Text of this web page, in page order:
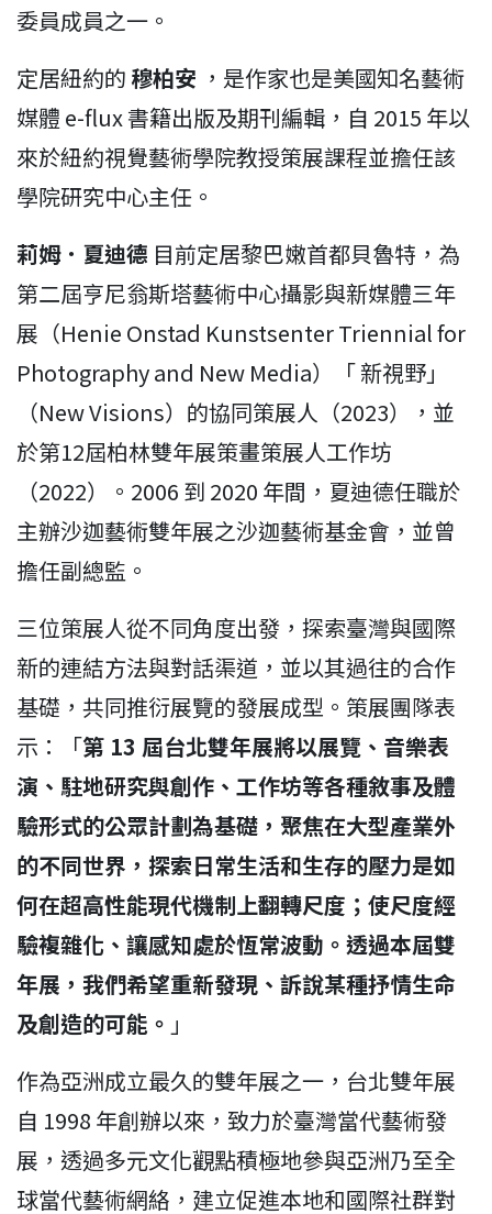
委員成員之一。
定居紐約的 穆柏安 ，是作家也是美國知名藝術
媒體 e-flux 書籍出版及期刊編輯，自 2015 年以
來於紐約視覺藝術學院教授策展課程並擔任該
學院研究中心主任。
莉姆．夏迪德 目前定居黎巴嫩首都貝魯特，為
第二屆亨尼翁斯塔藝術中心攝影與新媒體三年
展（Henie Onstad Kunstsenter Triennial for
Photography and New Media）「 新視野」
（New Visions）的協同策展人（2023），並
於第12屆柏林雙年展策畫策展人工作坊
（2022）。2006 到 2020 年間，夏迪德任職於
主辦沙迦藝術雙年展之沙迦藝術基金會，並曾
擔任副總監。
三位策展人從不同角度出發，探索臺灣與國際
新的連結方法與對話渠道，並以其過往的合作
基礎，共同推衍展覽的發展成型。策展團隊表
示：「第 13 屆台北雙年展將以展覽、音樂表
演、駐地研究與創作、工作坊等各種敘事及體
驗形式的公眾計劃為基礎，聚焦在大型產業外
的不同世界，探索日常生活和生存的壓力是如
何在超高性能現代機制上翻轉尺度；使尺度經
驗複雜化、讓感知處於恆常波動。透過本屆雙
年展，我們希望重新發現、訴說某種抒情生命
及創造的可能。 」
作為亞洲成立最久的雙年展之一，台北雙年展
自 1998 年創辦以來，致力於臺灣當代藝術發
展，透過多元文化觀點積極地參與亞洲乃至全
球當代藝術網絡，建立促進本地和國際社群對